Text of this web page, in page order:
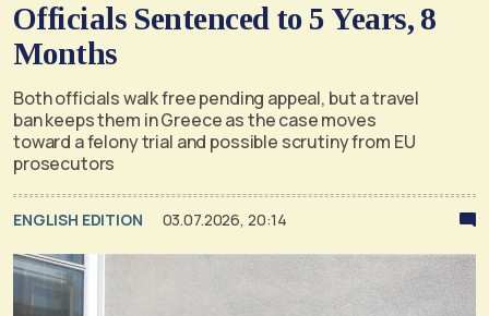
Officials Sentenced to 5 Years, 8
Months
Both officials walk free pending appeal, but a travel
ban keeps them in Greece as the case moves
toward a felony trial and possible scrutiny from EU
prosecutors
ENGLISH EDITION 03.07.2026, 20:14